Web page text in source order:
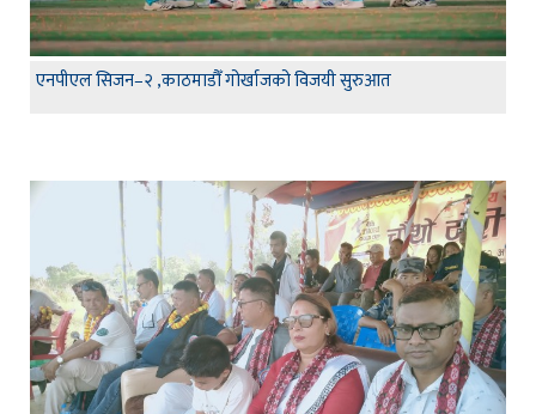
एनपीएल सिजन–२ ,काठमाडौँ गोर्खाजको विजयी सुरुआत